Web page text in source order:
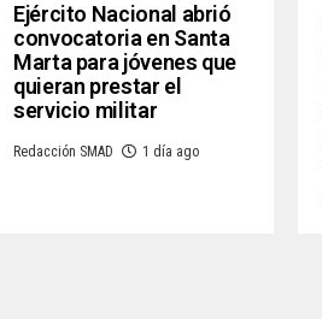
Ejército Nacional abrió
convocatoria en Santa
Marta para jóvenes que
quieran prestar el
servicio militar
Redacción SMAD 1 día ago